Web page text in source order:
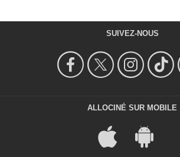
SUIVEZ-NOUS
ALLOCINÉ SUR MOBILE